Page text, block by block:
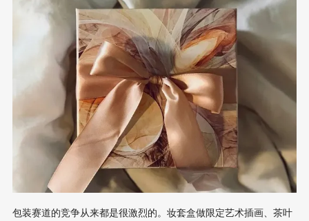
贸展-华南国际印刷展标签展负责人周健灵在开篇致辞中阐释了“印
迹·中国行”
包装赛道的竞争从来都是很激烈的。妆套盒做限定艺术插画、茶叶